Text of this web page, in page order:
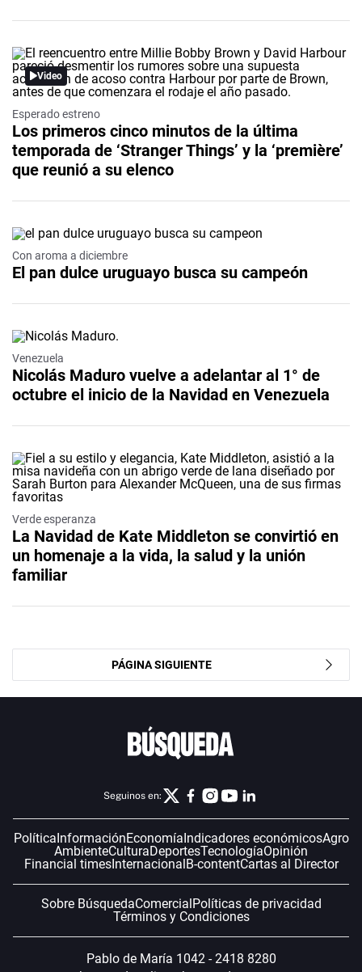
Video
Esperado estreno
Los primeros cinco minutos de la última
temporada de ‘Stranger Things’ y la ‘première’
que reunió a su elenco
Con aroma a diciembre
El pan dulce uruguayo busca su campeón
Venezuela
Nicolás Maduro vuelve a adelantar al 1° de
octubre el inicio de la Navidad en Venezuela
Verde esperanza
La Navidad de Kate Middleton se convirtió en
un homenaje a la vida, la salud y la unión
familiar
PÁGINA SIGUIENTE
Seguinos en:
Política InformaciónEconomía Indicadores económicosAgro
AmbienteCulturaDeportesTecnologíaOpinión
Financial timesInternacional B-contentCartas al Director
Sobre BúsquedaComercial Políticas de privacidad
Términos y Condiciones
Pablo de María 1042 - 2418 8280